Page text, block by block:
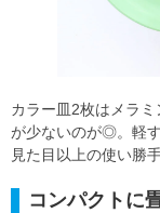
カラー皿2枚はメラ
が少ないのが◎。軽
見た目以上の使い勝
コンパクトに